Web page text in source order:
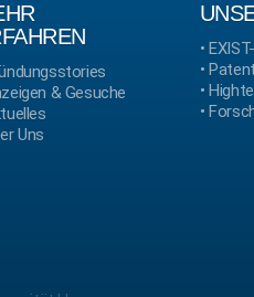
& Gesuche
Uns
•
•
•
•